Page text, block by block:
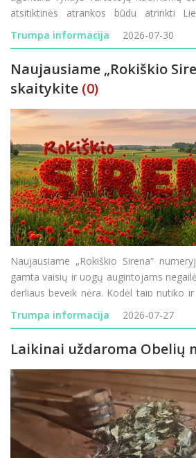
atsitiktinės atrankos būdu atrinkti
kviečiami atsakyti į klausimus apie
padėtį ir vartojimo planus. Tyrimo
Trumpa informacija 2026-07-30
Naujausiame „Rokiškio
skaitykite (0)
Naujausiame „Rokiškio Sirena“
gamta vaisių ir uogų augintojams
derliaus beveik nėra. Kodėl taip nutiko
Rokiškio krašto ūkininkai? Minint 85-ąsias
Trumpa informacija 2026-07-27
Laikinai uždaroma Obelių